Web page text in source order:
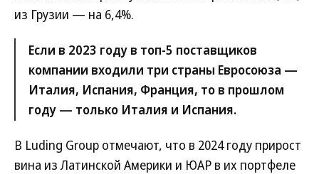
из Грузии — на 6,4%.
Если в 2023 году в топ-5 поставщиков
компании входили три страны Евросоюза —
Италия, Испания, Франция, то в прошлом
году — только Италия и Испания.
В Luding Group отмечают, что в 2024 году прирост
вина из Латинской Америки и ЮАР в их портфеле